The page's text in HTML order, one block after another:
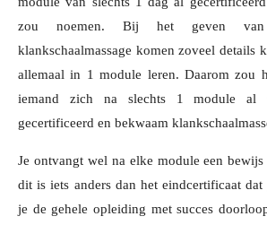
zou noemen. Bij het geven van
klankschaalmassage komen zoveel details
allemaal in 1 module leren. Daarom zou
iemand zich na slechts 1 module al
gecertificeerd en bekwaam
Je ontvangt wel na elke module een
dit is iets anders dan het eindcertificaat
je de gehele opleiding met succes